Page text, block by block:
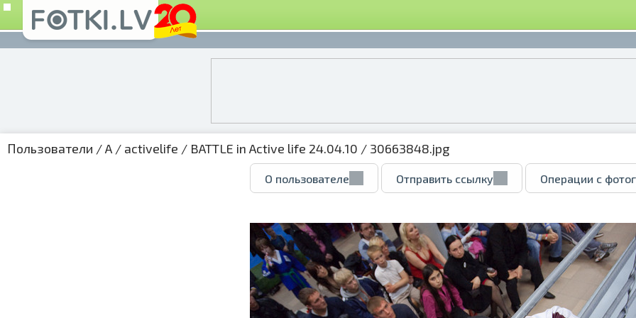
Пользователи /A / activelife / BATTLE in Active life 24.04.10 / 30663848.jpg
О пользователе Отправить ссылку Операции с